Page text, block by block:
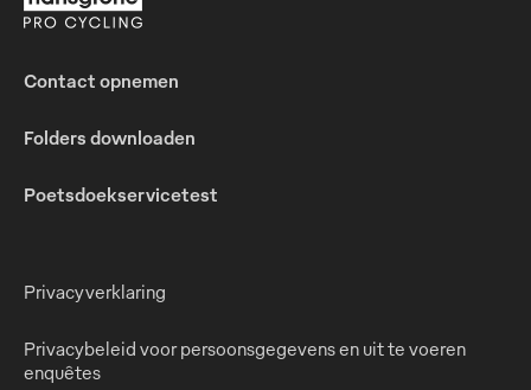
Contact opnemen
Folders downloaden
Poetsdoekservicetest
Privacyverklaring
Privacybeleid voor persoonsgegevens en uit te voeren
enquêtes